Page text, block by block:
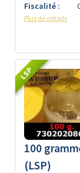
Fiscalité :
Plus de détails
LSP
100
(LSP)